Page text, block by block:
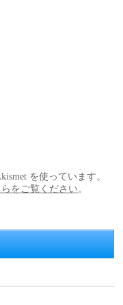
を使っています。
をご覧ください。